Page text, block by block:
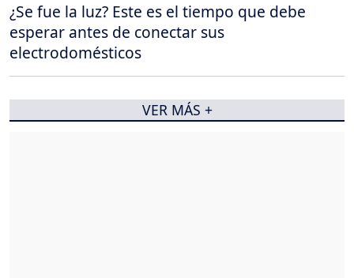
¿Se fue la luz? Este es el tiempo que debe
esperar antes de conectar sus
electrodomésticos
VER MÁS +